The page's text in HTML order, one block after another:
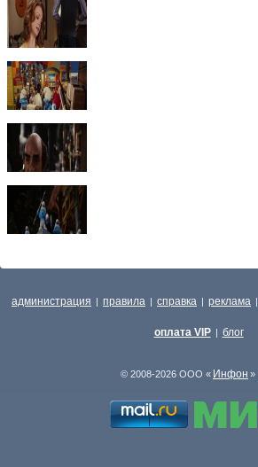
администрация | правила | справка | реклама |
оплата VIP | блог
© 2008-2026 ООО « Инфон »